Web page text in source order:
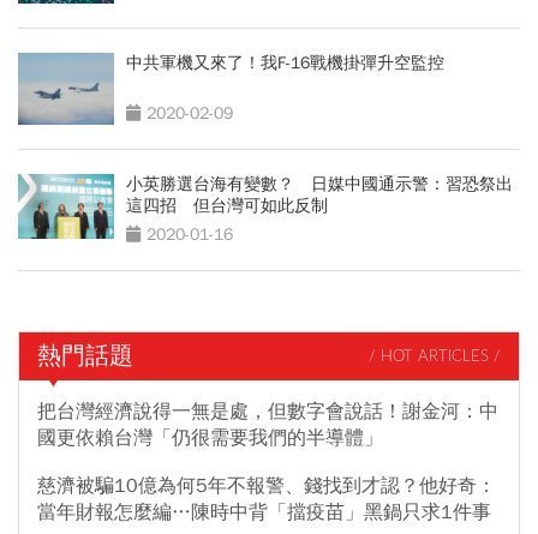
中共軍機又來了！我F-16戰機掛彈升空監控
2020-02-09
小英勝選台海有變數？ 日媒中國通示警：習恐祭出
這四招 但台灣可如此反制
2020-01-16
熱門話題 / HOT ARTICLES /
把台灣經濟說得一無是處，但數字會說話！謝金河：中
國更依賴台灣「仍很需要我們的半導體」
慈濟被騙10億為何5年不報警、錢找到才認？他好奇：
當年財報怎麼編…陳時中背「擋疫苗」黑鍋只求1件事